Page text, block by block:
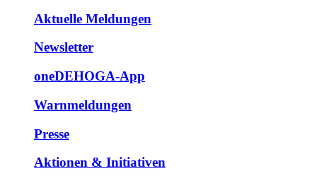
Aktuelle Meldungen
Newsletter
oneDEHOGA-App
Warnmeldungen
Presse
Aktionen & Initiativen